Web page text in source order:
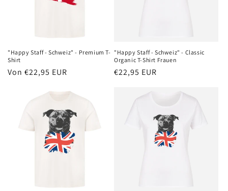
"Happy Staff - Schweiz" - Premium T-
Shirt
Normaler
Von €22,95 EUR
"Happy Staff - Schweiz" - Classic
Organic T-Shirt Frauen
Normaler
€22,95 EUR